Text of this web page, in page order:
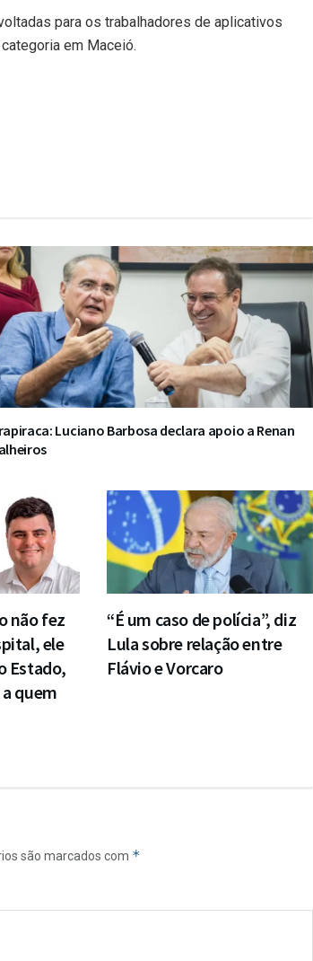
para os trabalhadores de aplicativos
em Maceió.
Luciano Barbosa declara apoio a Renan
não fez
ele
Estado,
quem
“É um caso de polícia”, diz
Lula sobre relação entre
Flávio e Vorcaro
são marcados com *